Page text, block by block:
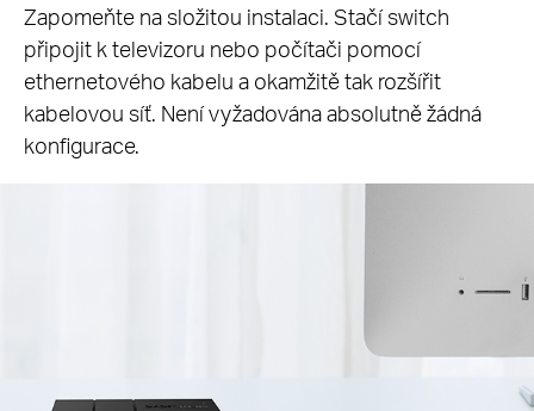
Zapomeňte na složitou instalaci. Stačí switch
připojit k televizoru nebo počítači pomocí
ethernetového kabelu a okamžitě tak rozšířit
kabelovou síť. Není vyžadována absolutně žádná
konfigurace.